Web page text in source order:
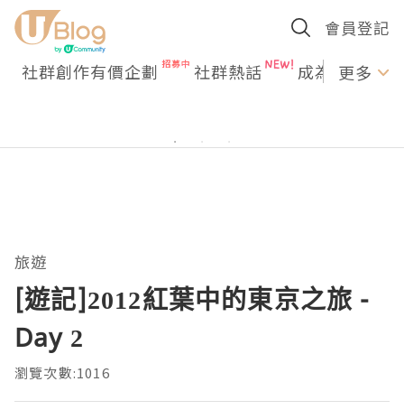
會員登記
社群創作有價企劃 社群熱話 成為U更多
旅遊
[遊記]2012紅葉中的東京之旅 -
Day 2
瀏覽次數:1016